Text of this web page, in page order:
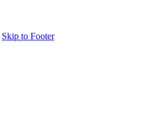
Skip to Footer